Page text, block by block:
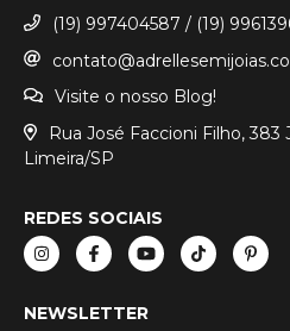
(19) 997404587 / (19)
Visite o nosso Blog!
Rua José Faccioni Filho, 383
Limeira/SP
REDES SOCIAIS
NEWSLETTER